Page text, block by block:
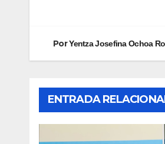
PorYentza Josefina Ochoa
ENTRADA